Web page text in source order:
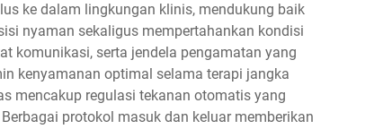
ke dalam lingkungan klinis, mendukung baik
nyaman sekaligus mempertahankan kondisi
komunikasi, serta jendela pengamatan yang
kenyamanan optimal selama terapi jangka
mencakup regulasi tekanan otomatis yang
protokol masuk dan keluar memberikan